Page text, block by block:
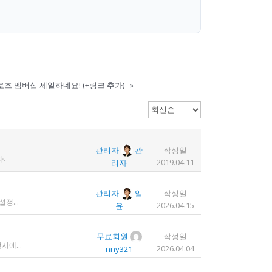
즈 멤버십 세일하네요! (+링크 추가) »
.
관리자
관
리자
작성일
2019.04.11
1. 디도스 공격 당함 2. 귀찮아서 서버 꺼놓음 3. 이참에 서버 이전함 4. 사라진 데이터는 없는 것 확인했는데, 일부 DB 설정이 활성화 안됨 5. 고칠 수는 있는데, 저희 집 신생아 협조 필요 6. 신생아가 협조하지 않음 현재 새글 쓰기, 신규 가입, 덧글 달기 등은 막아 두었습니다 언제든 3월 18일 전후 시점으로 롤백될 수 있습니다 디도스 공격은 10평짜리 구녕가게에 사람을 1만명 보내 영업방해를 하는 것과 같은 기법입니다. 왜 디도스 공격을 그렇게까지 열정적으로 하는가? 이것이 심해진 시점이 제가 출산하러 간다고 블라그에 글을 쓴 직후입니다. 적절한 비유인지 모르겠는데 암퇘지도 출산 후에는 도축 안 하지 않나 싶고요 옛날 같으면 이렇게 순하게 살지 않을 것인데, 요새 드는 생각이 좀 있습니다 사람은 노력해 봤자고, 사실 모든 능력치는 정해졌고 발현만 기다리는 것이 전부가 아닐까요 어떤 사람은 노력의 고점이 디도스 공격인 것입니다 그 애미도 한때는 가능성의 김칫국을 사발째 드링킹하며 키웠겠지요 저한테도 이 사이트를 유지할 유인이 있음은 말씀드렸으니 잘 이용해 주시면 그만인 것이고 시간 나시거든 디도스 공격자도 긍휼히 여겨 주시길 바랍니다
관리자
임
윤
작성일
2026.04.15
에이전시에서 실수로 저에게 대금을 두 번 지금해줬습니다. 2000달러 이상을 두 번 wise로 지급받았습니다;;;; 에이전시에서 wise측으로 중복입금으로 인한 입금 취소 문의를 했는데 불가능하다고 답변을 받았다고 저에게 문의해달라고 하여, 저도 wise에 문의를 했지만, 입금자 정보를 알려준다면 취소 가능한 것 처럼 말하다가 결국 완료된 송금이라 취소가 불가능하다는 답변을 최종 전달받았습니다. 잘 쓰지 않는 계정이라 대금은 그대로 있는데 이 경우 제가 에이전시 계좌로 2000달러를 직접 재송금해도 문제가 없을까요..?? 추후 제 수익으로 잡혀서 세금문제나 기타 다른 사항이 복잡해질 것 같아서 wise에서 취소해주길 간절히 바랬는데ㅜㅜㅜ 이런경험이 있으시다면 어떻게 해결하셨나요ㅠㅠㅠ;;;
무료회원
nny321
작성일
2026.04.04